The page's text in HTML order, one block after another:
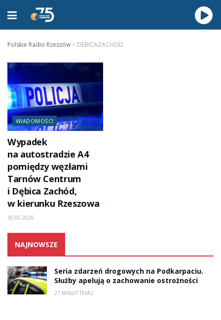
Polskie Radio Rzeszów > DEBICAZACHOD
WIADOMOŚCI
Wypadek
na autostradzie A4
pomiędzy węzłami
Tarnów Centrum
i Dębica Zachód,
w kierunku Rzeszowa
30.05.2026
NAJNOWSZE
Seria zdarzeń drogowych na Podkarpaciu.
Służby apelują o zachowanie ostrożności
27 MINUT TEMU